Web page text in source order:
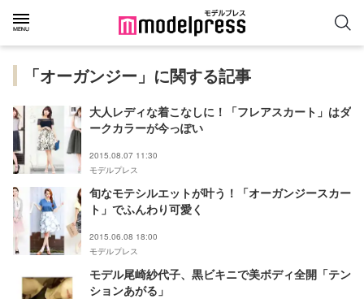
「オーガンジー」に関する記事
大人レディな着こなしに！「フレアスカート」はダ
ークカラーが今っぽい
2015.08.07 11:30
モデルプレス
旬なモテシルエットが叶う！「オーガンジースカー
ト」でふんわり可愛く
2015.06.08 18:00
モデルプレス
モデル尾崎紗代子、黒ビキニで美ボディ全開「テン
ションあがる」